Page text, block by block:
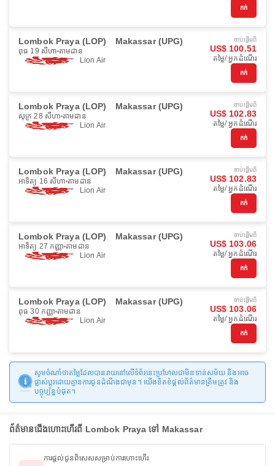
កក់
Lombok Praya (LOP) Makassar (UPG)
ពុធ 19 សីហា តាមដាន
Lion Air
ចាប់ផ្ដើមពី
US$ 100.51
តម្លៃ/ អ្នកដំណើរ
កក់
Lombok Praya (LOP) Makassar (UPG)
សុក្រ 28 សីហា តាមដាន
Lion Air
ចាប់ផ្ដើមពី
US$ 102.83
តម្លៃ/ អ្នកដំណើរ
កក់
Lombok Praya (LOP) Makassar (UPG)
អាទិត្យ 16 សីហា តាមដាន
Lion Air
ចាប់ផ្ដើមពី
US$ 102.83
តម្លៃ/ អ្នកដំណើរ
កក់
Lombok Praya (LOP) Makassar (UPG)
អាទិត្យ 27 កញ្ញា តាមដាន
Lion Air
ចាប់ផ្ដើមពី
US$ 103.06
តម្លៃ/ អ្នកដំណើរ
កក់
Lombok Praya (LOP) Makassar (UPG)
ពុធ 30 កញ្ញា តាមដាន
Lion Air
ចាប់ផ្ដើមពី
US$ 103.06
តម្លៃ/ អ្នកដំណើរ
កក់
សូមចំណាំថាតម្លៃដែលបានរាយនៅលើទំព័រនេះប្រហែលជាមិនទាន់សម័យ និងអាច
ផ្លាស់ប្តូរដោយគ្មានការជូនដំណឹងជាមុន។ យើងខិតខំផ្តល់ព័ត៌មានត្រឹមត្រូវ និង
បច្ចុប្បន្នបំផុត។
ព័ត៌មានជើងហោះហើរពី Lombok Praya ទៅ Makassar
ការផ្តល់ជូនពិសេសសម្រាប់ការហោះហើរ